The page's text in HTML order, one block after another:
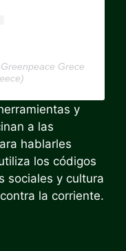
Grece
y
a las
hablarles
los códigos
sociales y cultura
la corriente.